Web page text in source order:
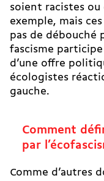
soient racistes
exemple, mais
pas de débouché
fascisme
d’une offre
écologistes
gauche.
Comment
par
Comme d’autres